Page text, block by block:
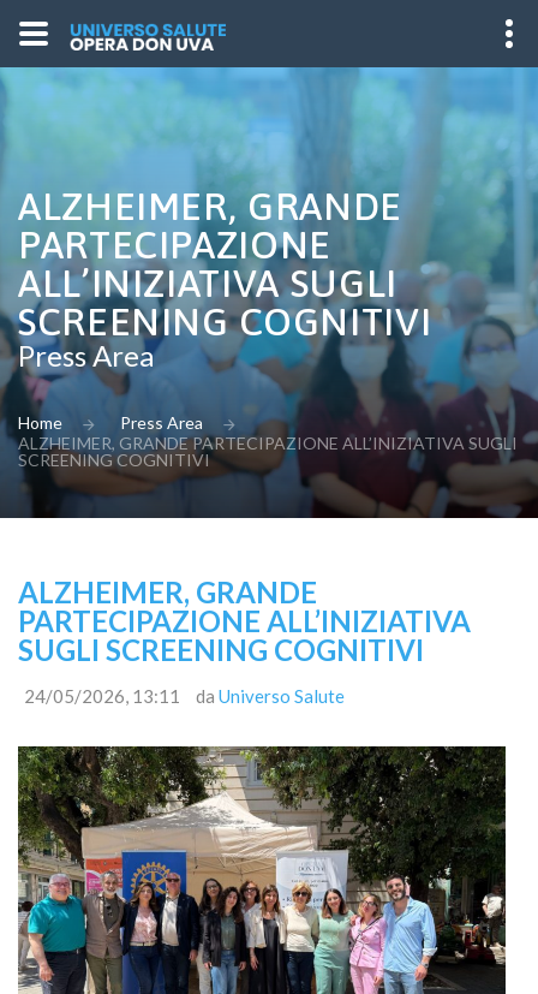
ALZHEIMER, GRANDE
PARTECIPAZIONE
ALL’INIZIATIVA SUGLI
SCREENING COGNITIVI
Press Area
Home
Press Area
ALZHEIMER, GRANDE PARTECIPAZIONE ALL’INIZIATIVA SUGLI
SCREENING COGNITIVI
ALZHEIMER, GRANDE
PARTECIPAZIONE ALL’INIZIATIVA
SUGLI SCREENING COGNITIVI
24/05/2026, 13:11 da Universo Salute